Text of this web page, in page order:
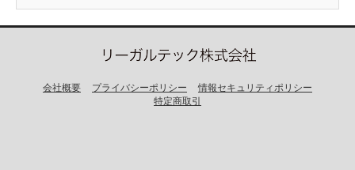
会社概要 プライバシーポリシー
情報セキュリティポリシー
特定商取引